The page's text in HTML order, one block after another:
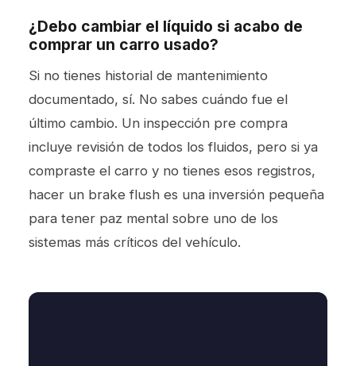
¿Debo cambiar el líquido si acabo de
comprar un carro usado?
Si no tienes historial de mantenimiento
documentado, sí. No sabes cuándo fue el
último cambio. Un inspección pre compra
incluye revisión de todos los fluidos, pero si ya
compraste el carro y no tienes esos registros,
hacer un brake flush es una inversión pequeña
para tener paz mental sobre uno de los
sistemas más críticos del vehículo.